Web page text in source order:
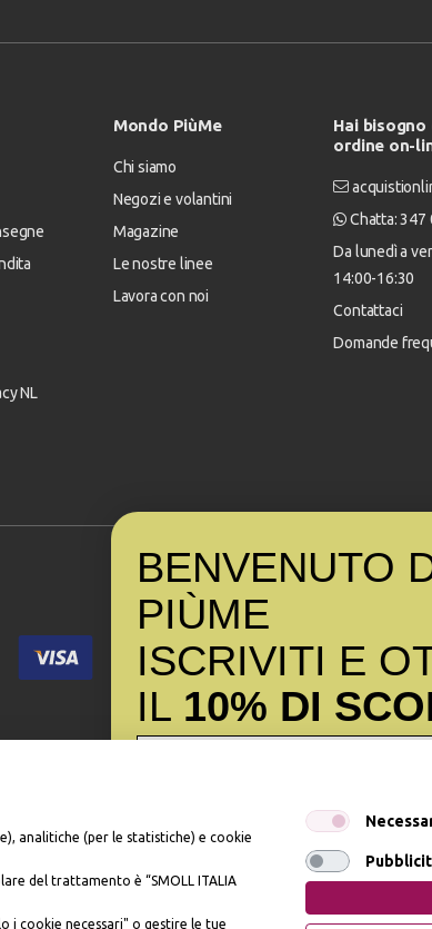
NL
Mondo PiùMe
Chi siamo
Negozi e volantini
Magazine
Le nostre linee
Lavora con noi
Hai
ordine on-
Chatta: 347
Da lunedì a
14:00-16:30
Contattaci
Domande
(LI) - P.IVA 01952440491 - piumesrl@legalmail.it
analitiche (per le statistiche) e cookie
del trattamento è “SMOLL ITALIA
i cookie necessari" o gestire le tue
BENVENUTO
PIÙME
ISCRIVITI E
IL 10% DI
Iscrivendomi dichiaro di aver preso visione dell'
dell’art. 13 del Reg UE 2016/679 e presto il mio
promozionali. In qualsiasi momento è possibile
OTTIENI IL 10% DI